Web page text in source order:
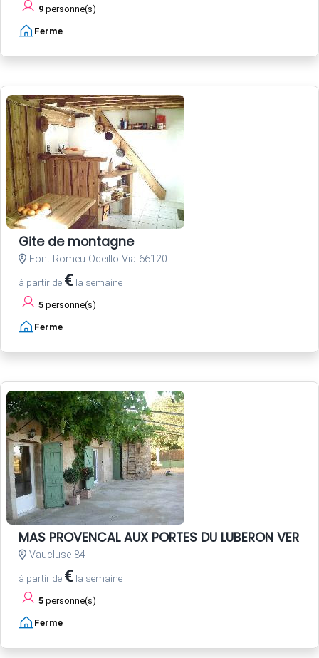
9 personne(s)
Ferme
Gite de montagne
Font-Romeu-Odeillo-Via 66120
à partir de € la semaine
5 personne(s)
Ferme
MAS PROVENCAL AUX PORTES DU LUBERON
Vaucluse 84
à partir de € la semaine
5 personne(s)
Ferme